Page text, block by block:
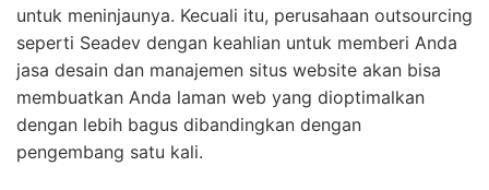
untuk meninjaunya. Kecuali itu, perusahaan outsourcing
seperti Seadev dengan keahlian untuk memberi Anda
jasa desain dan manajemen situs website akan bisa
membuatkan Anda laman web yang dioptimalkan
dengan lebih bagus dibandingkan dengan
pengembang satu kali.